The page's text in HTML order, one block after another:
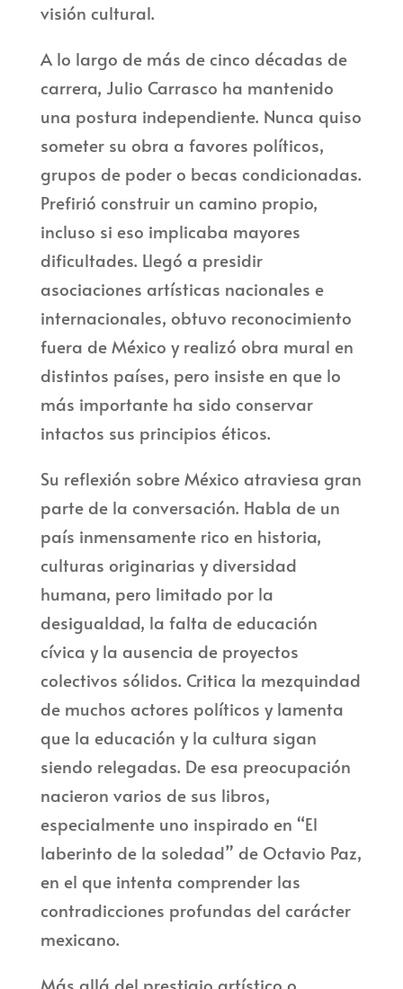
visión cultural.
A lo largo de más de cinco décadas de
carrera, Julio Carrasco ha mantenido
una postura independiente. Nunca quiso
someter su obra a favores políticos,
grupos de poder o becas condicionadas.
Prefirió construir un camino propio,
incluso si eso implicaba mayores
dificultades. Llegó a presidir
asociaciones artísticas nacionales e
internacionales, obtuvo reconocimiento
fuera de México y realizó obra mural en
distintos países, pero insiste en que lo
más importante ha sido conservar
intactos sus principios éticos.
Su reflexión sobre México atraviesa gran
parte de la conversación. Habla de un
país inmensamente rico en historia,
culturas originarias y diversidad
humana, pero limitado por la
desigualdad, la falta de educación
cívica y la ausencia de proyectos
colectivos sólidos. Critica la mezquindad
de muchos actores políticos y lamenta
que la educación y la cultura sigan
siendo relegadas. De esa preocupación
nacieron varios de sus libros,
especialmente uno inspirado en “El
laberinto de la soledad” de Octavio Paz,
en el que intenta comprender las
contradicciones profundas del carácter
mexicano.